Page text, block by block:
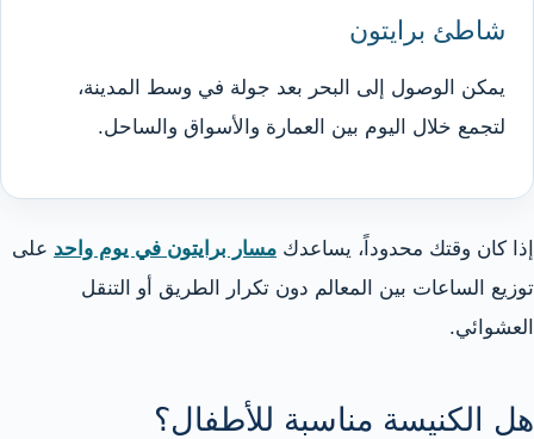
شاطئ برايتون
يمكن الوصول إلى البحر بعد جولة في وسط المدينة،
لتجمع خلال اليوم بين العمارة والأسواق والساحل.
إذا كان وقتك محدوداً، يساعدك مسار برايتون في يوم واحد على
توزيع الساعات بين المعالم دون تكرار الطريق أو التنقل
العشوائي.
هل الكنيسة مناسبة للأطفال؟